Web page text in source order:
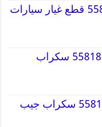
قطع غيار كيا 55818355 قطع غيار سيارات
قطع غيار باجيرو 55818355 سكراب
قطع غيار جيب 55818355 سكراب جيب